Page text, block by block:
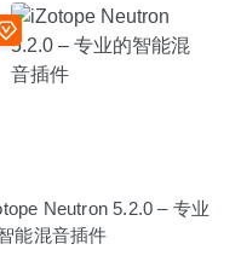
Neutron 5.2.0 – 专业
能混音插件